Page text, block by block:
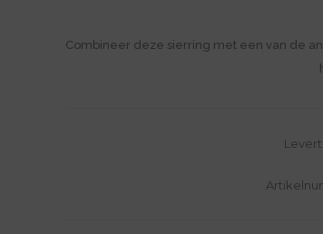
Combineer deze sierring met een van de